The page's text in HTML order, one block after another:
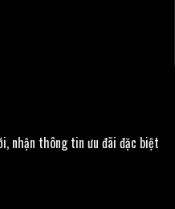
nhận thông tin ưu đãi đặc biệt